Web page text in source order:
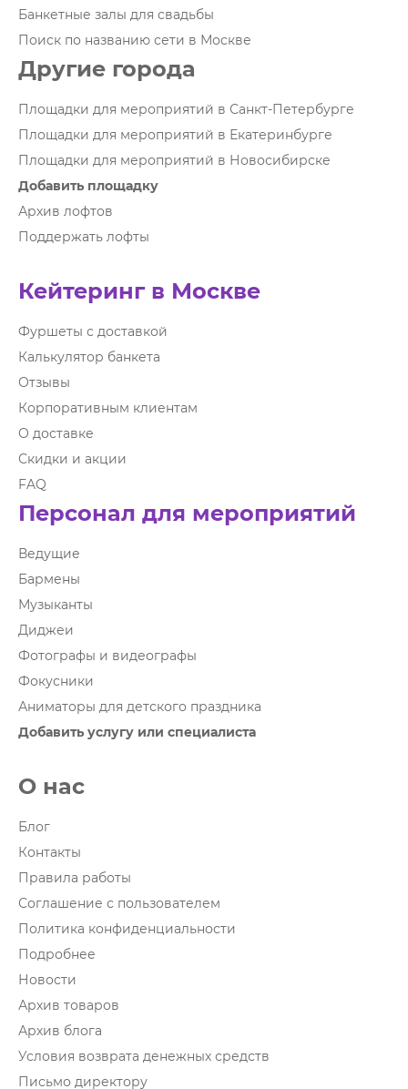
Банкетные залы для свадьбы
Поиск по названию сети в Москве
Другие города
Площадки для мероприятий в Санкт-Петербурге
Площадки для мероприятий в Екатеринбурге
Площадки для мероприятий в Новосибирске
Добавить площадку
Архив лофтов
Поддержать лофты
Кейтеринг в Москве
Фуршеты с доставкой
Калькулятор банкета
Отзывы
Корпоративным клиентам
О доставке
Скидки и акции
FAQ
Персонал для мероприятий
Ведущие
Бармены
Музыканты
Диджеи
Фотографы и видеографы
Фокусники
Аниматоры для детского праздника
Добавить услугу или специалиста
О нас
Блог
Контакты
Правила работы
Соглашение с пользователем
Политика конфиденциальности
Подробнее
Новости
Архив товаров
Архив блога
Условия возврата денежных средств
Письмо директору